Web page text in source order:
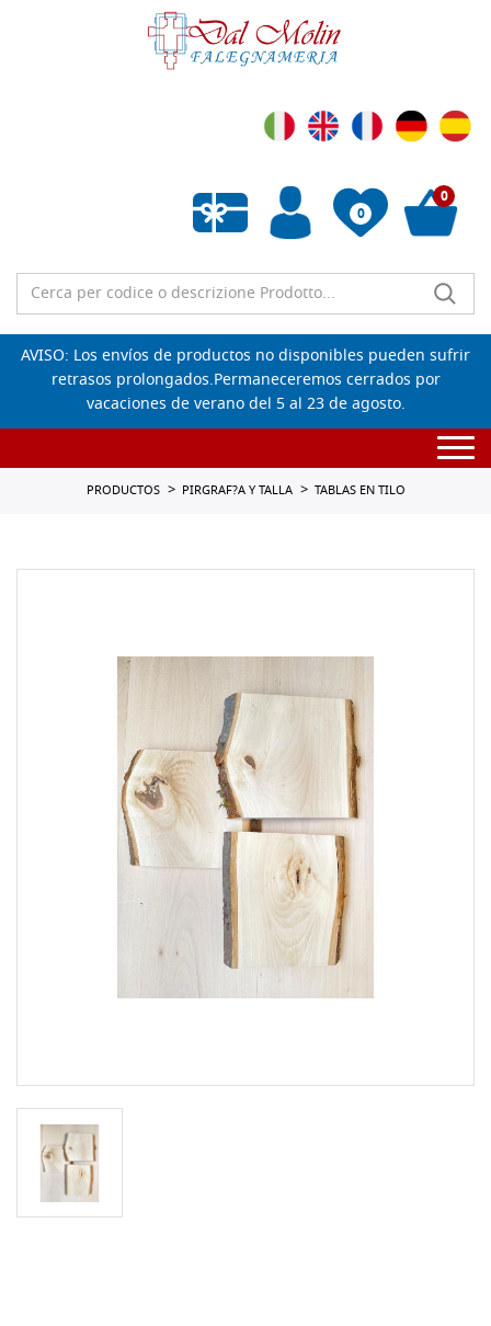
0
Lista de deseos vacía
0
AVISO: Los envíos de productos no disponibles pueden sufrir
retrasos prolongados.Permaneceremos cerrados por
vacaciones de verano del 5 al 23 de agosto.
PRODUCTOS PIRGRAF?A Y TALLA TABLAS EN TILO